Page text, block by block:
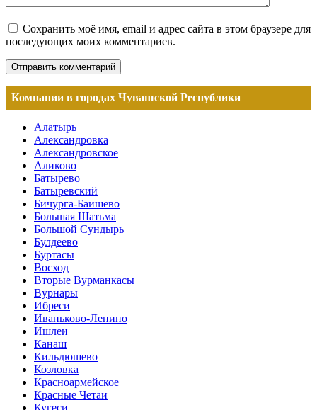
Сохранить моё имя, email и адрес сайта в этом браузере для
последующих моих комментариев.
Компании в городах Чувашской Республики
Алатырь
Александровка
Александровское
Аликово
Батырево
Батыревский
Бичурга-Баишево
Большая Шатьма
Большой Сундырь
Булдеево
Буртасы
Восход
Вторые Вурманкасы
Вурнары
Ибреси
Иваньково-Ленино
Ишлеи
Канаш
Кильдюшево
Козловка
Красноармейское
Красные Четаи